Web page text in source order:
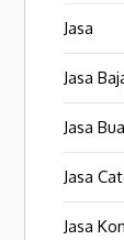
Jasa
Jasa
Jasa
Jasa
Jasa